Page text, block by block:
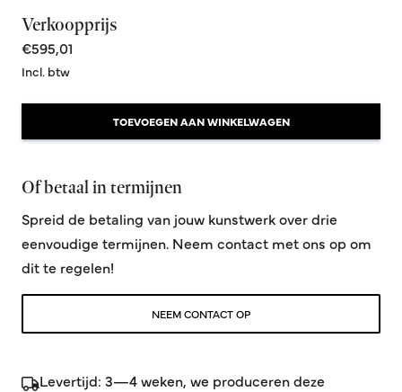
Verkoopprijs
€595,01
Incl. btw
TOEVOEGEN AAN WINKELWAGEN
Of betaal in termijnen
Spreid de betaling van jouw kunstwerk over drie
eenvoudige termijnen. Neem contact met ons op om
dit te regelen!
NEEM CONTACT OP
Levertijd: 3—4 weken, we produceren deze